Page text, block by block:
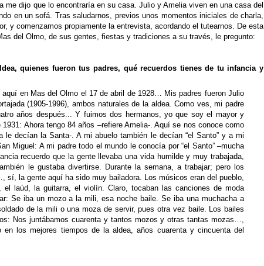
dijo que lo encontraría en su casa. Julio y Amelia viven en una casa del
en un sofá. Tras saludarnos, previos unos momentos iniciales de charla,
y comenzamos propiamente la entrevista, acordando el tutearnos. De esta
del Olmo, de sus gentes, fiestas y tradiciones a su través, le pregunto:
quienes fueron tus padres, qué recuerdos tienes de tu infancia y
en Mas del Olmo el 17 de abril de 1928… Mis padres fueron Julio
(1905-1996) , ambos naturales de la aldea. Como ves, mi padre
años después... Y fuimos dos hermanos, yo que soy el mayor y
Ahora tengo 84 años –refiere Amelia-. Aquí se nos conoce como
le decían la Santa-. A mi abuelo también le decían “el Santo” y a mi
Miguel: A mi padre todo el mundo le conocía por “el Santo” –mucha
recuerdo que la gente llevaba una vida humilde y muy trabajada,
le gustaba divertirse. Durante la semana, a trabajar; pero los
la gente aquí ha sido muy bailadora. Los músicos eran del pueblo,
laúd, la guitarra, el violín. Claro, tocaban las canciones de moda
Se iba un mozo a la mili, esa noche baile. Se iba una muchacha a
de la mili o una moza de servir, pues otra vez baile. Los bailes
Nos juntábamos cuarenta y tantos mozos y otras tantas mozas…,
en los mejores tiempos de la aldea, años cuarenta y cincuenta del